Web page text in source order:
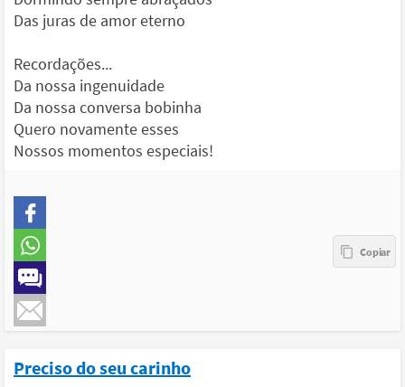
Das juras de amor eterno
Recordações...
Da nossa ingenuidade
Da nossa conversa bobinha
Quero novamente esses
Nossos momentos especiais!
Preciso do seu carinho